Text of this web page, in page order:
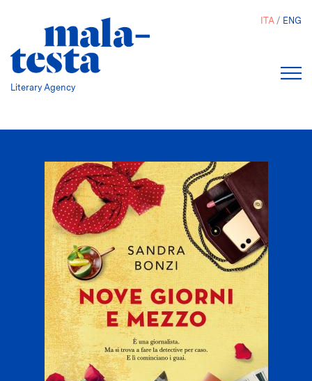
Literary Agency
ITA ENG